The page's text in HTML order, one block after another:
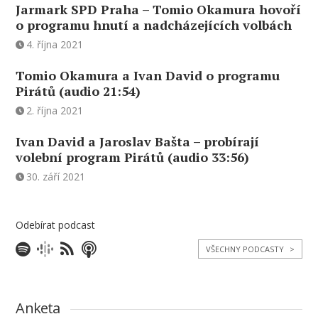
Jarmark SPD Praha – Tomio Okamura hovoří
o programu hnutí a nadcházejících volbách
4. října 2021
Tomio Okamura a Ivan David o programu
Pirátů (audio 21:54)
2. října 2021
Ivan David a Jaroslav Bašta – probírají
volební program Pirátů (audio 33:56)
30. září 2021
Odebírat podcast
VŠECHNY PODCASTY >
Anketa